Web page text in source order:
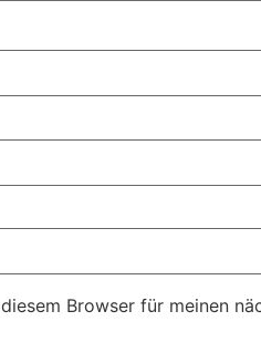
Browser für meinen